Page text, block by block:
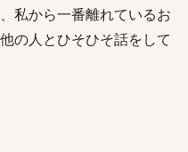
私から一番離れているお
の人とひそひそ話をして